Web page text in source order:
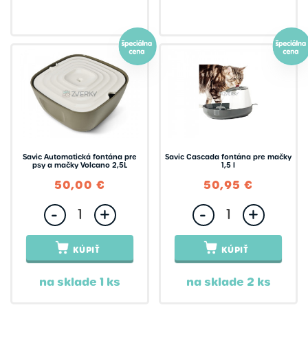
Savic Automatická fontána pre
psy a mačky Volcano 2,5L
50,00 €
- +
KÚPIŤ
na sklade 1 ks
Savic Cascada fontána pre mačky
1,5 l
50,95 €
- +
KÚPIŤ
na sklade 2 ks